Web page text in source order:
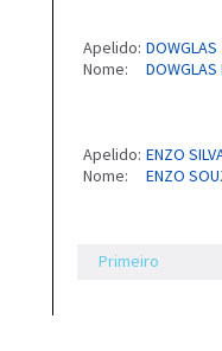
Apelido: DOWGLAS
Nome:
DOWGLAS
Apelido: ENZO
Nome:
ENZO
Primeiro